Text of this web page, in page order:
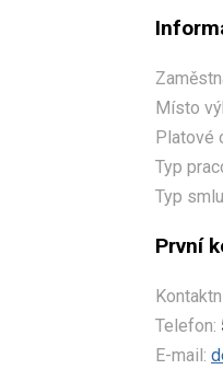
Místo
Platové
Typ
Typ
První
Telefon:
E-mail: